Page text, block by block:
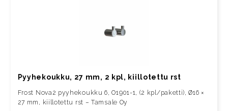
Pyyhekoukku, 27 mm, 2 kpl, kiillotettu rst
Frost Nova2 pyyhekoukku 6, O1901-1, (2 kpl/paketti), Ø16 ×
27 mm, kiillotettu rst – Tamsale Oy